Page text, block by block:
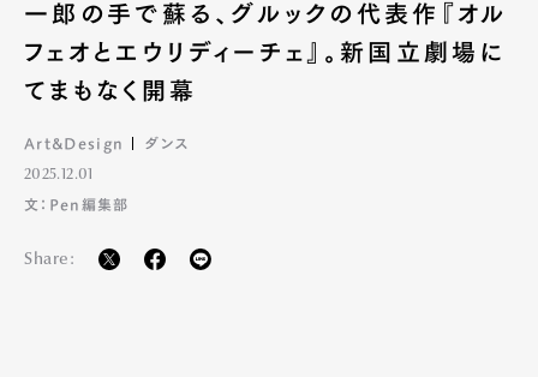
一郎の手で蘇る、グルックの代表作『オル
フェオとエウリディーチェ』。新国立劇場に
てまもなく開幕
Art&Design ダンス
2025.12.01
文：Pen編集部
Share: